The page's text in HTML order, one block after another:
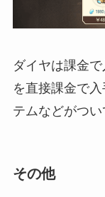
ダイヤは課金
を直接課金で
テムなどがつい
その他